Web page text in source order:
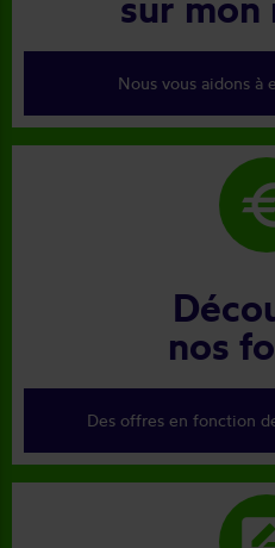
Nous vous aidons à
nos
Des offres en fonction